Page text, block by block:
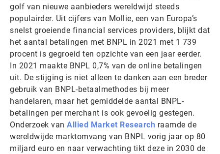
golf van nieuwe aanbieders wereldwijd steeds
populairder. Uit cijfers van Mollie, een van Europa’s
snelst groeiende financial services providers, blijkt dat
het aantal betalingen met BNPL in 2021 met 1 739
procent is gegroeid ten opzichte van een jaar eerder.
In 2021 maakte BNPL 0,7% van de online betalingen
uit. De stijging is niet alleen te danken aan een breder
gebruik van BNPL-betaalmethodes bij meer
handelaren, maar het gemiddelde aantal BNPL-
betalingen per merchant is ook gevoelig gestegen.
Onderzoek van Allied Market Research raamde de
wereldwijde marktomvang van BNPL vorig jaar op 80
miljard euro en naar verwachting tikt deze in 2030 de